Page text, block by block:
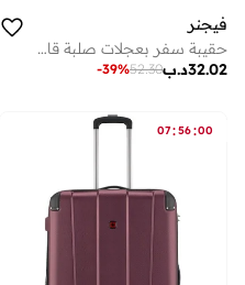
فيجنر
حقيبة سفر بعجلات صلبة قابلة للتوسيع سم رمادي
د.ب32.02
52.30
-39%
07:56:00